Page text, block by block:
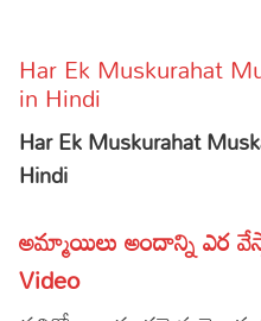
Articles
Facts
Devotional
Christianity
Hinduism
Hindi
Lyrics in Hindi –
Tamil
Har Ek Muskurahat
in Hindi
Har Ek Muskurahat
Hindi
అమ్మాయిలు అందాన్ని ఎర
Video